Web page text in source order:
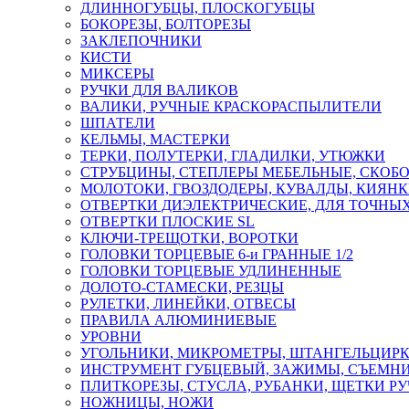
ДЛИННОГУБЦЫ, ПЛОСКОГУБЦЫ
БОКОРЕЗЫ, БОЛТОРЕЗЫ
ЗАКЛЕПОЧНИКИ
КИСТИ
МИКСЕРЫ
РУЧКИ ДЛЯ ВАЛИКОВ
ВАЛИКИ, РУЧНЫЕ КРАСКОРАСПЫЛИТЕЛИ
ШПАТЕЛИ
КЕЛЬМЫ, МАСТЕРКИ
ТЕРКИ, ПОЛУТЕРКИ, ГЛАДИЛКИ, УТЮЖКИ
СТРУБЦИНЫ, СТЕПЛЕРЫ МЕБЕЛЬНЫЕ,
МОЛОТОКИ, ГВОЗДОДЕРЫ, КУВАЛДЫ,
ОТВЕРТКИ ДИЭЛЕКТРИЧЕСКИЕ, ДЛЯ
ОТВЕРТКИ ПЛОСКИЕ SL
КЛЮЧИ-ТРЕЩОТКИ, ВОРОТКИ
ГОЛОВКИ ТОРЦЕВЫЕ 6-и ГРАННЫЕ 1/2
ГОЛОВКИ ТОРЦЕВЫЕ УДЛИНЕННЫЕ
ДОЛОТО-СТАМЕСКИ, РЕЗЦЫ
РУЛЕТКИ, ЛИНЕЙКИ, ОТВЕСЫ
ПРАВИЛА АЛЮМИНИЕВЫЕ
УРОВНИ
УГОЛЬНИКИ, МИКРОМЕТРЫ,
ИНСТРУМЕНТ ГУБЦЕВЫЙ, ЗАЖИМЫ,
ПЛИТКОРЕЗЫ, СТУСЛА, РУБАНКИ, ЩЕТКИ
НОЖНИЦЫ, НОЖИ